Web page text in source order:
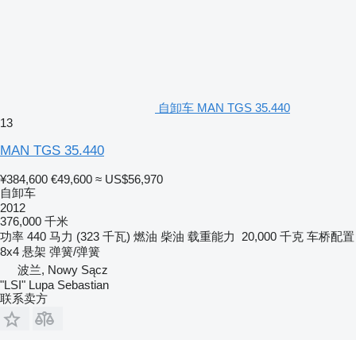
自卸车 MAN TGS 35.440
13
MAN TGS 35.440
¥384,600 €49,600 ≈ US$56,970
自卸车
2012
376,000 千米
功率 440 马力 (323 千瓦) 燃油 柴油 载重能力 20,000 千克 车桥配置
8x4 悬架 弹簧/弹簧
波兰, Nowy Sącz
"LSI" Lupa Sebastian
联系卖方